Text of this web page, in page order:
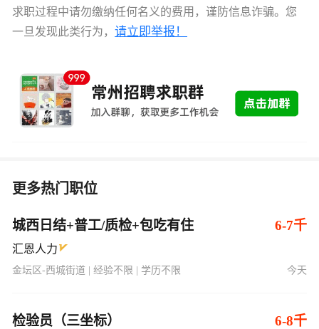
求职过程中请勿缴纳任何名义的费用，谨防信息诈骗。您
一旦发现此类行为， 请立即举报！
更多热门职位
城西日结+普工/质检+包吃有住 6-7千
汇恩人力
金坛区-西城街道 | 经验不限 | 学历不限 今天
检验员（三坐标） 6-8千